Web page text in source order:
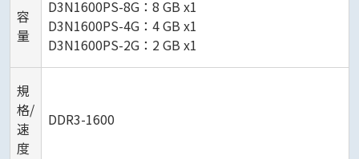
容
量
D3N1600PS-8G：8 GB x1
D3N1600PS-4G：4 GB x1
D3N1600PS-2G：2 GB x1
規
格/
速
度
DDR3-1600